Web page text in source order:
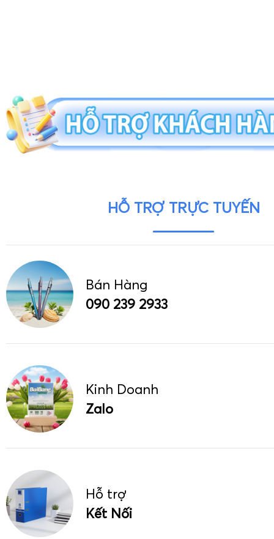
HỖ TRỢ TRỰC TUYẾN
Bán Hàng
090 239 2933
Kinh Doanh
Zalo
Hỗ trợ
Kết Nối